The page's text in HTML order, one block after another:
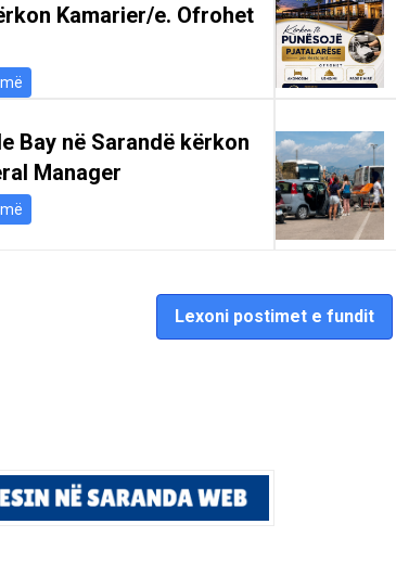
Kamarier/e. Ofrohet
Bay në Sarandë kërkon
Manager
Lexoni postimet e fundit